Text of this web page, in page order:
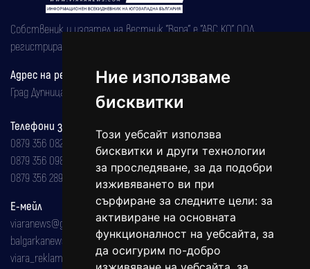
Ние използваме
бисквитки
Този уебсайт използва
бисквитки и други технологии
за проследяване, за да подобри
изживяването ви при
сърфиране за следните цели: за
активиране на основната
функционалност на уебсайта, за
да осигурим по-добро
Собственик и издател на вестник "Вяра" е "АВС КО" ООД,
регистрирана на 08.05.2002 година.
Адрес на редакцията
Град Дупница, ул.''Христо Ботев" 43
Телефони за реклама и абонаменти
0879 356 082
0879 356 098
0879 356 289
Е-мейл
viaranews@gmail.com
balgarkanews@gmail.com
viara_reklama@mail.bg